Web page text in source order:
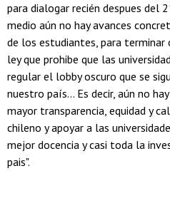
para dialogar recién despues del
medio aún no hay avances
de los estudiantes, para
ley que prohibe que las
regular el lobby oscuro que se
nuestro país... Es decir, aún no
mayor transparencia, equidad y
chileno y apoyar a las
mejor docencia y casi toda la
pais".